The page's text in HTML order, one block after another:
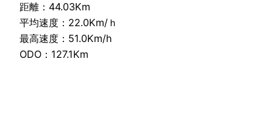
距離：44.03Km
平均速度：22.0Km/ｈ
最高速度：51.0Km/h
ODO：127.1Km